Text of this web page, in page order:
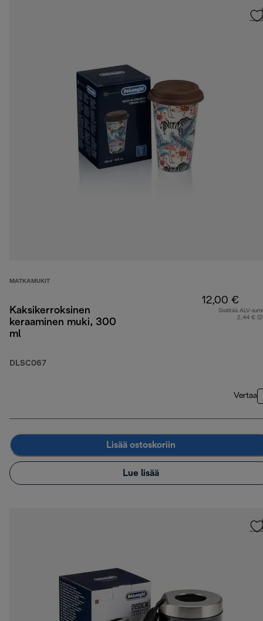
MATKAMUKIT
Kaksikerroksinen
keraaminen muki, 300
ml
DLSC067
12,00 €
Sisältää ALV-
2,44 €
Vertaa
Lisää ostoskoriin
Lue lisää